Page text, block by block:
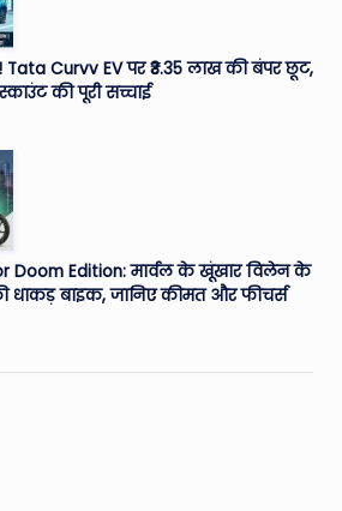
Tata Curvv EV पर ₹3.35 लाख की बंपर छूट,
की पूरी सच्चाई
Doom Edition: मार्वल के खूंखार विलेन के
धाकड़ बाइक, जानिए कीमत और फीचर्स